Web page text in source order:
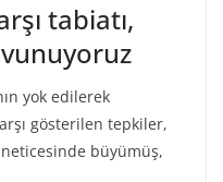
tabiatı,
yok edilerek
gösterilen tepkiler,
büyümüş,